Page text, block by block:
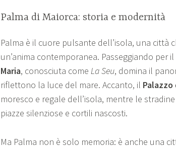
Palma di Maiorca: storia e modernità
Palma è il cuore pulsante dell’isola, una città
un’anima contemporanea. Passeggiando per
Maria, conosciuta come La Seu, domina il
riflettono la luce del mare. Accanto, il Palazzo
moresco e regale dell’isola, mentre le
piazze silenziose e cortili nascosti.
Ma Palma non è solo memoria: è anche una